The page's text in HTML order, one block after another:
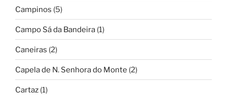
Campinos (5)
Campo Sá da Bandeira (1)
Caneiras (2)
Capela de N. Senhora do Monte (2)
Cartaz (1)